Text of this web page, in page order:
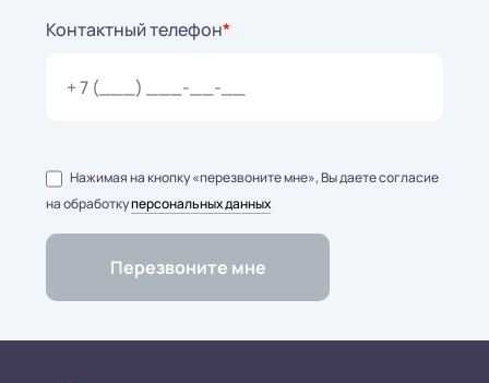
Контактный телефон*
Нажимая на кнопку «перезвоните мне», Вы даете согласие
на обработкуперсональных данных